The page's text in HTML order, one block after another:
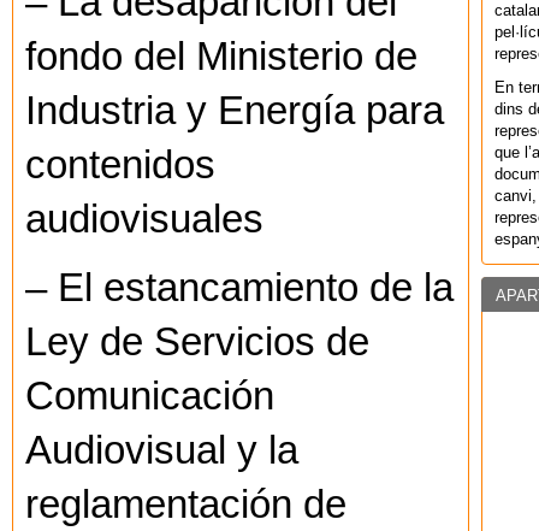
fondo del Ministerio de
Industria y Energía para
contenidos
audiovisuales
– El estancamiento de la
Ley de Servicios de
Comunicación
Audiovisual y la
reglamentación de
En
dins
que
canvi,